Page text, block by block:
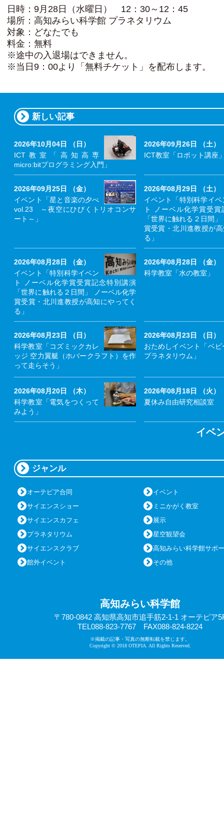
日時：9月28日（水曜日） 12：30～12：45
場所：高知みらい科学館 プラネタリウム
対象：どなたでも
料金：無料
※途中の入退場はできません。
※当日9：00より「無料チケット」を配布します。
新しい記事
2026年10月04日 （日）
ICT教室「高知高専
micro:bitプログラミング入門」
2026年09月26日 （土）
ICT教室「ロボット講座
2026年09月25日 （金）
イベント「星と音楽の夕べ
vol.23 ～夜空にひびくトリオコンサ
ート～」
2026年08月29日 （土）
イベント「特別科学イベ
ト ノーベル化学賞受
「世界に触れる２日間
賞受賞・北川進教授が
る」
2026年08月28日 （金）
イベント「特別科学イベン
ト ノーベル化学賞受賞記念特別講演
「世界に触れる２日間」 ノーベル化学
賞受賞・北川進教授が高知にやってく
る」
2026年08月28日 （金）
科学教室「水の教室」
2026年08月23日 （日）
科学教室「コズミックカレ
ッジ 空力翼艇（ホバークラフト）を作
って走らそう」
2026年08月23日 （日）
おためしイベント「ベビ
プラネタリウム」
2026年08月20日 （木）
科学教室「電気をつくって
みよう」
2026年08月18日 （火）
夏休み自由研究相談室
イベ
ジャンル
オーテピア合同
イベント
サイエンスショー
ミニかがく教室
サイエンスカフェ
展示
プラネタリウム
星空観望会
サイエンスクラブ
高知みらい科学館サポ
館外イベント
その他
高知みらい科学館
〒780-0842 高知県高知市追手筋2-1-1 オーテピア
TEL088-823-7767 FAX088-824-8224
※掲載の記事・写真の無断転載を禁じます。
Copyright © 2018 OTEPIA. All Rights Reserved.